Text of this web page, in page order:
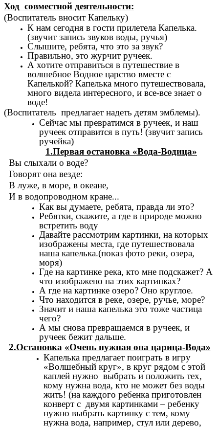
Ход совместной деятельности:
(Воспитатель вносит Капельку)
К нам сегодня в гости прилетела Капелька.
(звучит запись звуков воды, ручья)
Слышите, ребята, что это за звук?
Правильно, это журчит ручеек.
А хотите отправиться в путешествие в
волшебное Водное царство вместе с
Капелькой? Капелька много путешествовала,
много видела интересного, и все-все знает о
воде!
(Воспитатель предлагает надеть детям эмблемы).
Сейчас мы превратимся в ручеек, и наш
ручеек отправится в путь! (звучит запись
ручейка)
1.Первая остановка «Вода-Водица»
Вы слыхали о воде?
Говорят она везде:
В луже, в море, в океане,
И в водопроводном кране...
Как вы думаете, ребята, правда ли это?
Ребятки, скажите, а где в природе можно
встретить воду
Давайте рассмотрим картинки, на которых
изображены места, где путешествовала
наша капелька.(показ фото реки, озера,
моря)
Где на картинке река, кто мне подскажет? А
что изображено на этих картинках?
А где на картинке озеро? Оно круглое.
Что находится в реке, озере, ручье, море?
Значит и наша капелька это тоже частица
чего?
А мы снова превращаемся в ручеек, и
ручеек бежит дальше.
2.Остановка «Очень нужная она царица-Вода»
Капелька предлагает поиграть в игру
«Волшебный круг», в круг рядом с этой
каплей нужно выбрать и положить тех,
кому нужна вода, кто не может без воды
жить! (на каждого ребенка приготовлен
конверт с двумя картинками – ребенку
нужно выбрать картинку с тем, кому
нужна вода, например, стул или дерево,